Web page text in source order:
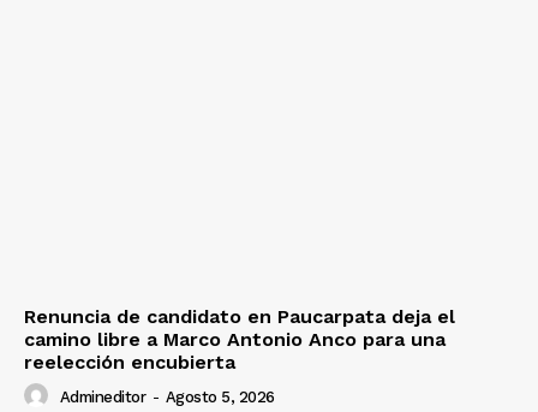
Renuncia de candidato en Paucarpata deja el
camino libre a Marco Antonio Anco para una
reelección encubierta
Admineditor - Agosto 5, 2026